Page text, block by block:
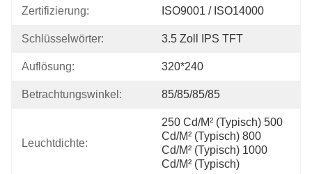
Zertifizierung: ISO9001 / ISO14000
Schlüsselwörter: 3.5 Zoll IPS TFT
Auflösung: 320*240
Betrachtungswinkel: 85/85/85/85
Leuchtdichte:
250 Cd/m² (typisch) 500
Cd/m² (typisch) 800
Cd/m² (typisch) 1000
Cd/m² (typisch)